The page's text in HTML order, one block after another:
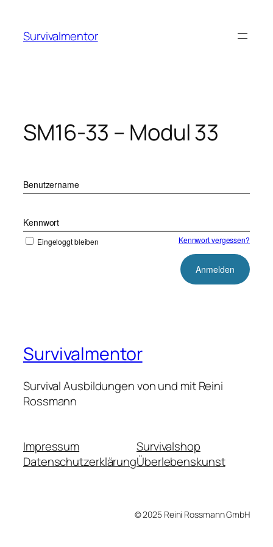
springen
Survivalmentor
SM16-33 – Modul 33
Benutzername
Kennwort
Eingeloggt bleiben Kennwort vergessen?
Survivalmentor
Survival Ausbildungen von und mit Reini
Rossmann
Impressum
Datenschutzerklärung
Survivalshop
Überlebenskunst
© 2025 Reini Rossmann GmbH